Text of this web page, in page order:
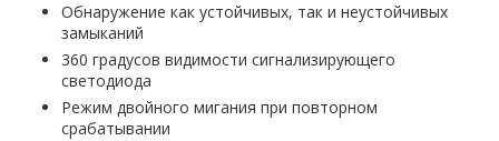
Обнаружение как устойчивых, так и неустойчивых
замыканий
360 градусов видимости сигнализирующего
светодиода
Режим двойного мигания при повторном
срабатывании